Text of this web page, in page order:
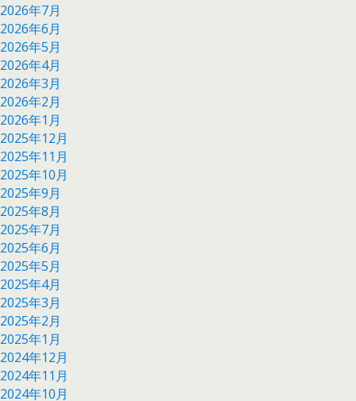
2026年7月
2026年6月
2026年5月
2026年4月
2026年3月
2026年2月
2026年1月
2025年12月
2025年11月
2025年10月
2025年9月
2025年8月
2025年7月
2025年6月
2025年5月
2025年4月
2025年3月
2025年2月
2025年1月
2024年12月
2024年11月
2024年10月